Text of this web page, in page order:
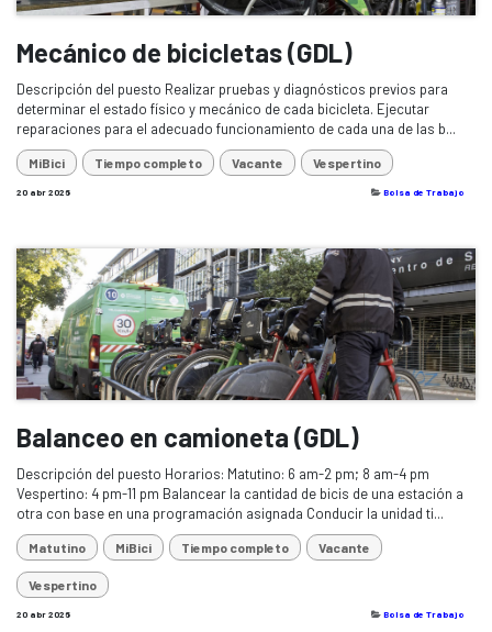
Mecánico de bicicletas (GDL)
Descripción del puesto Realizar pruebas y diagnósticos previos para
determinar el estado físico y mecánico de cada bicicleta. Ejecutar
reparaciones para el adecuado funcionamiento de cada una de las b...
MiBici Tiempo completo Vacante Vespertino
20 abr 2026 Bolsa de Trabajo
Balanceo en camioneta (GDL)
Descripción del puesto Horarios: Matutino: 6 am-2 pm; 8 am-4 pm
Vespertino: 4 pm-11 pm Balancear la cantidad de bicis de una estación a
otra con base en una programación asignada Conducir la unidad ti...
Matutino MiBici Tiempo completo Vacante
Vespertino
20 abr 2026 Bolsa de Trabajo